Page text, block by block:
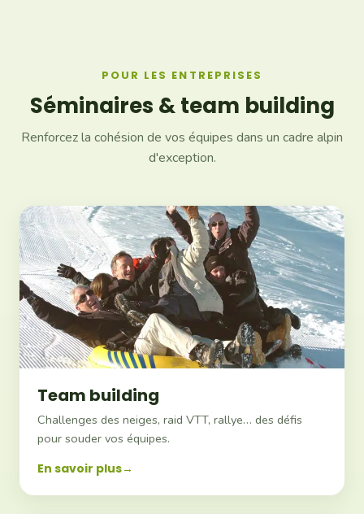
POUR LES ENTREPRISES
Séminaires & team building
Renforcez la cohésion de vos équipes dans un cadre alpin
d'exception.
Team building
Challenges des neiges, raid VTT, rallye… des défis
pour souder vos équipes.
En savoir plus